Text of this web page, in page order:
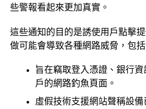
些警報看起來更加真實。
這些通知的目的是誘使用戶點擊
做可能會導致各種網路威脅，包括
旨在竊取登入憑證、銀行
戶的網路釣魚頁面。
虛假技術支援網站聲稱設